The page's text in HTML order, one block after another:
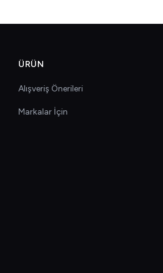
ÜRÜN
Alışveriş Önerileri
Markalar İçin